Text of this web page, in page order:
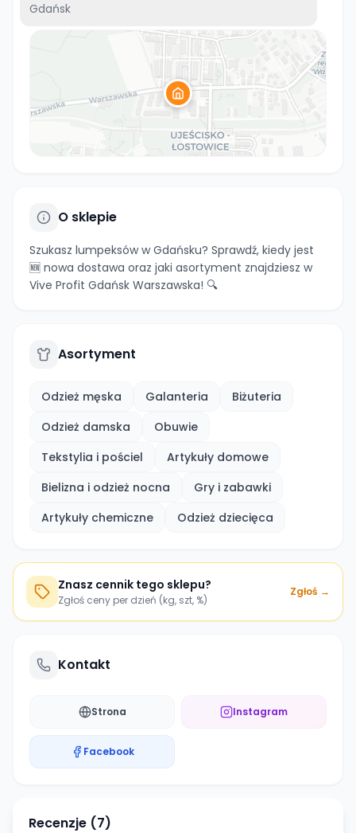
Gdańsk
O sklepie
Szukasz lumpeksów w Gdańsku? Sprawdź, kiedy jest
🆕 nowa dostawa oraz jaki asortyment znajdziesz w
Vive Profit Gdańsk Warszawska! 🔍
Asortyment
Odzież męska Galanteria
Biżuteria
Odzież damska
Obuwie
Tekstylia i pościel
Artykuły domowe
Bielizna i odzież nocna
Gry i zabawki
Artykuły chemiczne
Odzież dziecięca
Znasz cennik tego sklepu?
Zgłoś ceny per dzień (kg, szt, %)
Zgłoś →
Kontakt
Strona Instagram
Facebook
Recenzje (7)